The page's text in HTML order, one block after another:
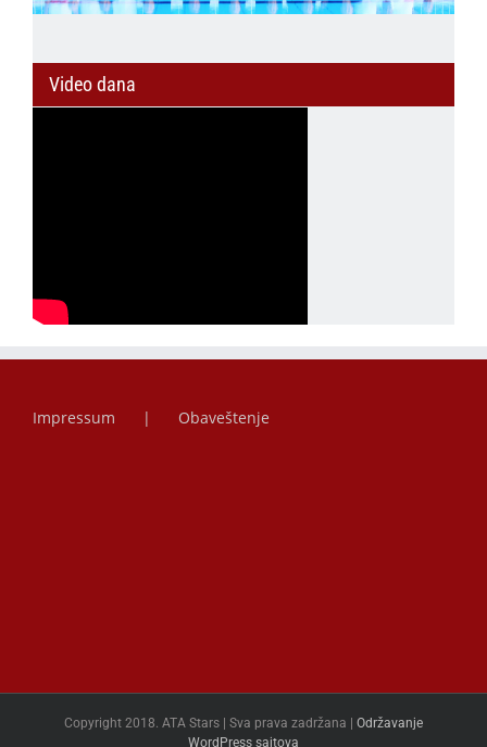
Video dana
Impressum Obaveštenje
Copyright 2018. ATA Stars | Sva prava zadržana | Održavanje
WordPress sajtova